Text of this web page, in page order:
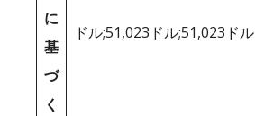
に
基
づ
く
ドル;51,023ドル;51,023ドル